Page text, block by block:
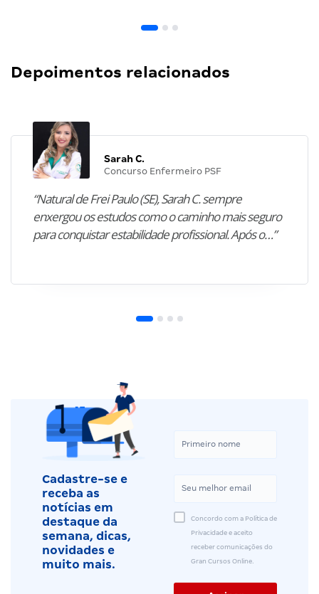
Depoimentos relacionados
Sarah C.
Concurso Enfermeiro PSF
“Natural de Frei Paulo (SE), Sarah C. sempre
enxergou os estudos como o caminho mais seguro
para conquistar estabilidade profissional. Após o…”
Cadastre-se e
receba as
notícias em
destaque da
semana, dicas,
novidades e
muito mais.
Concordo com a Política de
Privacidade e aceito
receber comunicações do
Gran Cursos Online.